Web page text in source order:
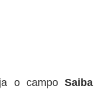
o campoSaiba